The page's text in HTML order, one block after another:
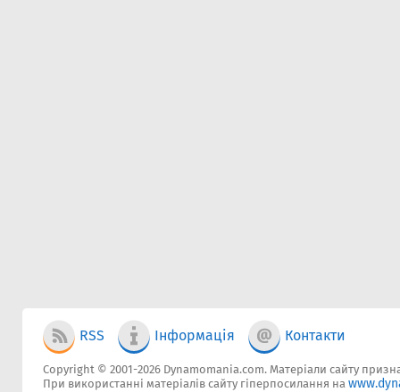
RSS Інформація Контакти
Copyright © 2001-2026 Dynamomania.com. Матеріали сайту
При використанні матеріалів сайту гіперпосилання на